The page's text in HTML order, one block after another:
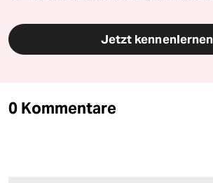
Jetzt kennenlernen
0 Kommentare